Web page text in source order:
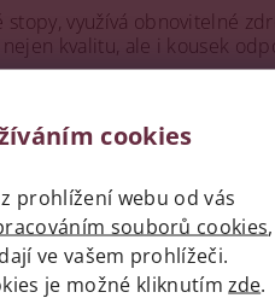
využívá obnovitelné
nejen kvalitu, ale i kousek
perlivé víno, nebo
profily, odrážející
i široký výběr prosecca a
který začal v 50. letech
cookies
prohlížení webu od vás
souborů cookies,
ve vašem prohlížeči.
je možné kliknutím zde.